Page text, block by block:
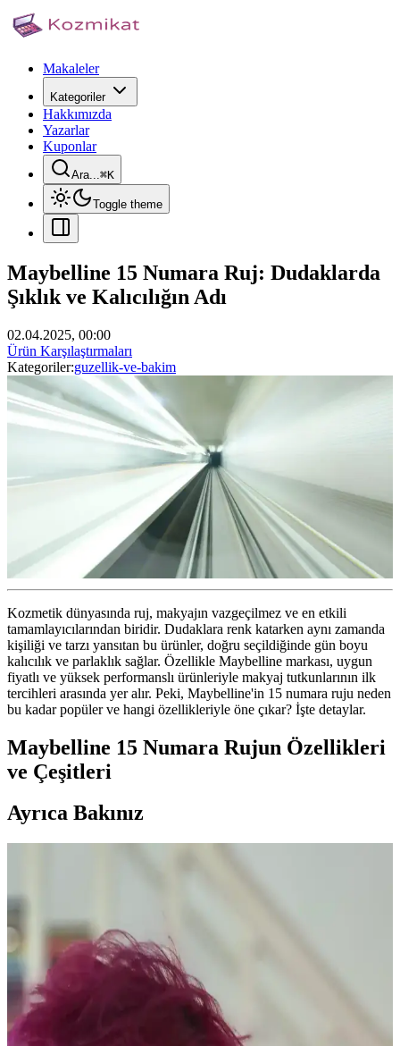
Makaleler
Kategoriler
Hakkımızda
Yazarlar
Kuponlar
Ara...⌘K
Toggle theme
Maybelline 15 Numara Ruj: Dudaklarda
Şıklık ve Kalıcılığın Adı
02.04.2025, 00:00
Ürün Karşılaştırmaları
Kategoriler:guzellik-ve-bakim
Kozmetik dünyasında ruj, makyajın vazgeçilmez ve en etkili
tamamlayıcılarından biridir. Dudaklara renk katarken aynı zamanda
kişiliği ve tarzı yansıtan bu ürünler, doğru seçildiğinde gün boyu
kalıcılık ve parlaklık sağlar. Özellikle Maybelline markası, uygun
fiyatlı ve yüksek performanslı ürünleriyle makyaj tutkunlarının ilk
tercihleri arasında yer alır. Peki, Maybelline'in 15 numara ruju neden
bu kadar popüler ve hangi özellikleriyle öne çıkar? İşte detaylar.
Maybelline 15 Numara Rujun Özellikleri
ve Çeşitleri
Ayrıca Bakınız
Yaşlanma ile makyajın kırışıklıklara dolması kuru ciltlerde daha
belirgindir. Doğru nemlendirme, uygun ürün seçimi ve minimal
uygulama teknikleriyle bu sorun azaltılabilir.
Kuru Ciltlerde Makyaj Problemleri ve Çözüm
Yöntemleri: hEDS ve Cilt Bariyeri